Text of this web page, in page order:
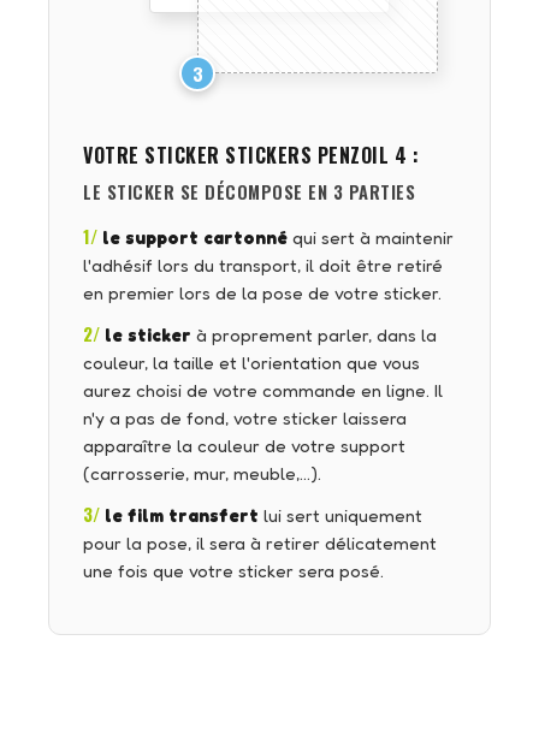
3
VOTRE STICKER STICKERS PENZOIL 4 :
LE STICKER SE DÉCOMPOSE EN 3 PARTIES
1/ le support cartonné qui sert à maintenir
l'adhésif lors du transport, il doit être retiré
en premier lors de la pose de votre sticker.
2/ le sticker à proprement parler, dans la
couleur, la taille et l'orientation que vous
aurez choisi de votre commande en ligne. Il
n'y a pas de fond, votre sticker laissera
apparaître la couleur de votre support
(carrosserie, mur, meuble,…).
3/ le film transfert lui sert uniquement
pour la pose, il sera à retirer délicatement
une fois que votre sticker sera posé.